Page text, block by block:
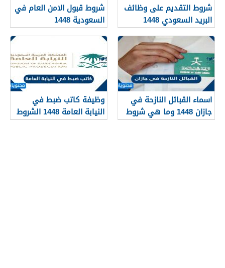
شروط التقديم على وظائف
البريد السعودي 1448
شروط قبول الامن العام في
السعودية 1448
اسماء القبائل النازحة في
جازان 1448 وما هي شروط
تجنيسها
وظيفة كاتب ضبط في
النيابة العامة 1448 الشروط
وطريقة التقديم